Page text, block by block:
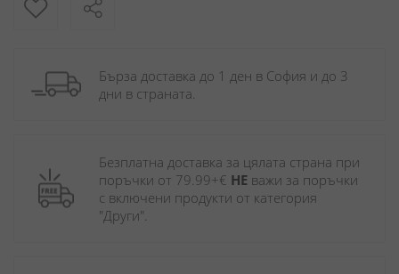
Бърза доставка до 1 ден в София и до 3
дни в страната.
Безплатна доставка за цялата страна при
поръчки от 79.99+€ НЕ важи за поръчки
с включени продукти от категория
"Други".